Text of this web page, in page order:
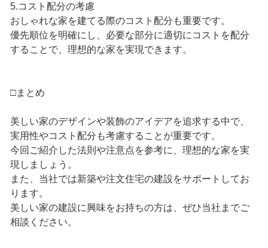
5.コスト配分の考慮
おしゃれな家を建てる際のコスト配分も重要です。
優先順位を明確にし、必要な部分に適切にコストを配分
することで、理想的な家を実現できます。
□まとめ
美しい家のデザインや装飾のアイデアを追求する中で、
実用性やコスト配分も考慮することが重要です。
今回ご紹介した法則や注意点を参考に、理想的な家を実
現しましょう。
また、当社では新築や注文住宅の建設をサポートしてお
ります。
美しい家の建設に興味をお持ちの方は、ぜひ当社までご
相談ください。